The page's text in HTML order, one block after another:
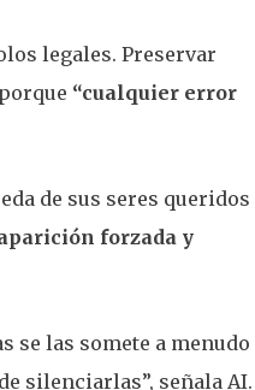
legales. Preservar
“cualquier error
de sus seres queridos
forzada y
se las somete a menudo
silenciarlas”, señala AI.